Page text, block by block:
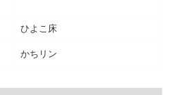
ひよこ床
かちリン